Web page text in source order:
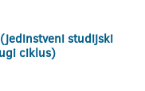
studijski
ciklus)